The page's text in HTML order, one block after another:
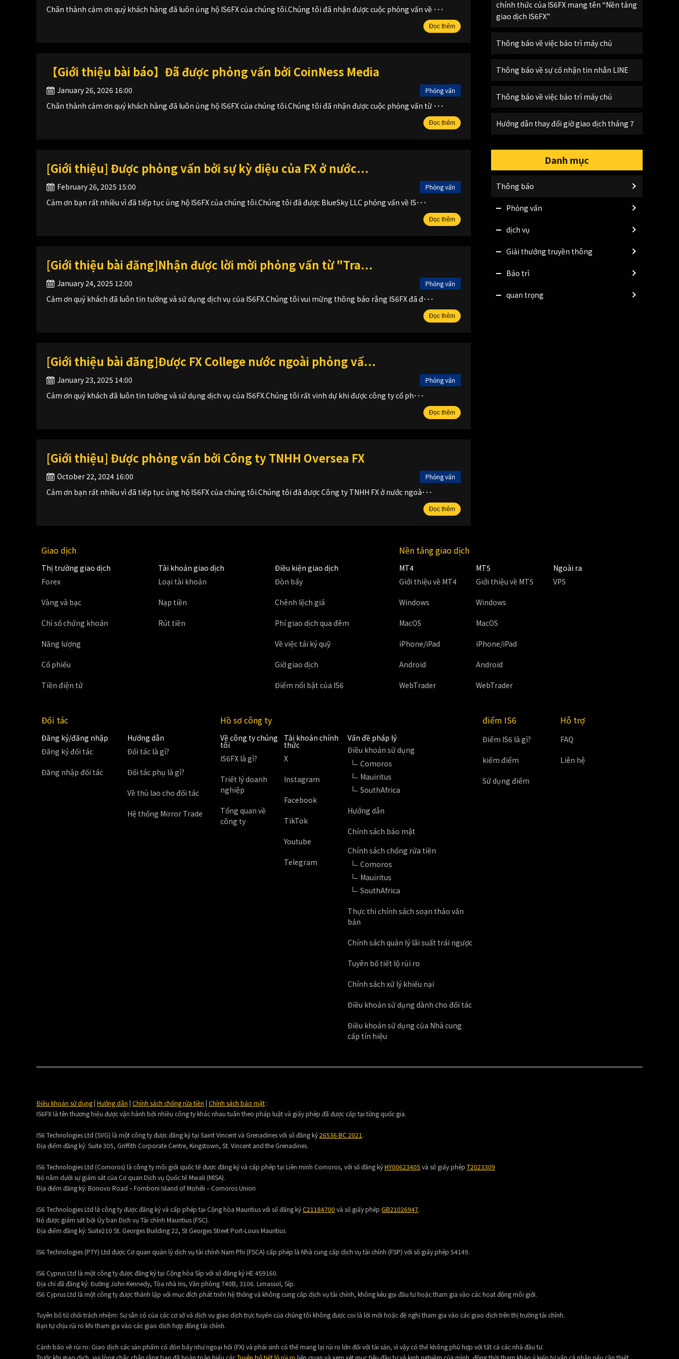
Chân thành cảm ơn quý khách hàng đã luôn ủng hộ IS6FX của chúng tôi.Chúng tôi đã nhận được cuộc phỏng vấn về ･･･
Đọc thêm
【Giới thiệu bài báo】Đã được phỏng vấn bởi CoinNess Media
January 26, 2026 16:00
Chân thành cảm ơn quý khách hàng đã luôn ủng hộ IS6FX của chúng tôi.Chúng tôi đã nhận được cuộc phỏng vấn từ ･･･
Đọc thêm
Phỏng vấn
[Giới thiệu] Được phỏng vấn bởi sự kỳ diệu của FX ở nước...
February 26, 2025 15:00
Cảm ơn bạn rất nhiều vì đã tiếp tục ủng hộ IS6FX của chúng tôi.Chúng tôi đã được BlueSky LLC phỏng vấn về IS･･･
Đọc thêm
Phỏng vấn
[Giới thiệu bài đăng]Nhận được lời mời phỏng vấn từ "Tra...
January 24, 2025 12:00
Cảm ơn quý khách đã luôn tin tưởng và sử dụng dịch vụ của IS6FX.Chúng tôi vui mừng thông báo rằng IS6FX đã đ･･･
Đọc thêm
Phỏng vấn
[Giới thiệu bài đăng]Được FX College nước ngoài phỏng vấ...
January 23, 2025 14:00
Cảm ơn quý khách đã luôn tin tưởng và sử dụng dịch vụ của IS6FX.Chúng tôi rất vinh dự khi được công ty cổ ph･･･
Đọc thêm
Phỏng vấn
[Giới thiệu] Được phỏng vấn bởi Công ty TNHH Oversea FX
October 22, 2024 16:00
Cảm ơn bạn rất nhiều vì đã tiếp tục ủng hộ IS6FX của chúng tôi.Chúng tôi đã được Công ty TNHH FX ở nước ngoà･･･
Đọc thêm
Phỏng vấn
chính thức của IS6FX mang tên “Nền tảng
giao dịch IS6FX”
Thông báo về việc bảo trì máy chủ
Thông báo về sự cố nhận tin nhắn LINE
Thông báo về việc bảo trì máy chủ
Hướng dẫn thay đổi giờ giao dịch tháng 7
Danh mục
Thông báo
Phỏng vấn
dịch vụ
Giải thưởng truyền thông
Bảo trì
quan trọng
Giao dịch
Thị trường giao dịch
Forex
Vàng và bạc
Chỉ số chứng khoán
Năng lượng
Cổ phiếu
Tiền điện tử
Tài khoản giao dịch
Loại tài khoản
Nạp tiền
Rút tiền
Điều kiện giao dịch
Đòn bẩy
Chênh lệch giá
Phí giao dịch qua đêm
Về việc tái ký quỹ
Giờ giao dịch
Điểm nổi bật của IS6
Nền tảng giao dịch
MT4
Giới thiệu về MT4
Windows
MacOS
iPhone/iPad
Android
WebTrader
MT5
Giới thiệu về MT5
Windows
MacOS
iPhone/iPad
Android
WebTrader
Ngoài ra
VPS
Đối tác
Đăng ký/đăng nhập
Đăng ký đối tác
Đăng nhập đối tác
Hướng dẫn
Đối tác là gì?
Đối tác phụ là gì?
Về thù lao cho đối tác
Hệ thống Mirror Trade
Hồ sơ công ty
Về công ty chúng
tôi
IS6FX là gì?
Triết lý doanh
nghiệp
Tổng quan về
công ty
Tài khoản chính
thức
X
Instagram
Facebook
TikTok
Youtube
Telegram
Vấn đề pháp lý
Điều khoản sử dụng
Comoros
Mauiritus
SouthAfrica
Hướng dẫn
Chính sách bảo mật
Chính sách chống rửa tiền
Comoros
Mauiritus
SouthAfrica
Thực thi chính sách soạn thảo văn
bản
Chính sách quản lý lãi suất trái ngược
Tuyên bố tiết lộ rủi ro
Chính sách xử lý khiếu nại
Điều khoản sử dụng dành cho đối tác
Điều khoản sử dụng của Nhà cung
cấp tín hiệu
điểm IS6
Điểm IS6 là gì?
kiếm điểm
Sử dụng điểm
Hỗ trợ
FAQ
Liên hệ
Điều khoản sử dụng| Hướng dẫn | Chính sách chống rửa tiền | Chính sách bảo mật :
IS6FX là tên thương hiệu được vận hành bởi nhiều công ty khác nhau tuân theo pháp luật và giấy phép đã được cấp tại từng quốc gia.
IS6 Technologies Ltd (SVG) là một công ty được đăng ký tại Saint Vincent và Grenadines với số đăng ký26536 BC 2021.
Địa điểm đăng ký: Suite 305, Griffith Corporate Centre, Kingstown, St. Vincent and the Grenadines.
IS6 Technologies Ltd (Comoros) là công ty môi giới quốc tế được đăng ký và cấp phép tại Liên minh Comoros, với số đăng kýHY00623405 và số giấy phép T2023309
Nó nằm dưới sự giám sát của Cơ quan Dịch vụ Quốc tế Mwali (MlSA).
Địa điểm đăng ký: Bonovo Road – Fomboni Island of Mohéli – Comoros Union
IS6 Technologies Ltd là công ty được đăng ký và cấp phép tại Cộng hòa Mauritius với số đăng kýC21184700 và số giấy phép GB21026947.
Nó được giám sát bởi Ủy ban Dịch vụ Tài chính Mauritius (FSC).
Địa điểm đăng ký: Suite210 St. Georges Building 22, St Georges Street Port-Louis Mauritius
IS6 Technologies (PTY) Ltd được Cơ quan quản lý dịch vụ tài chính Nam Phi (FSCA) cấp phép là Nhà cung cấp dịch vụ tài chính (FSP) với số giấy phép 54149.
IS6 Cyprus Ltd là một công ty được đăng ký tại Cộng hòa Síp với số đăng ký HE 459160.
Địa chỉ đã đăng ký: Đường John Kennedy, Tòa nhà Iris, Văn phòng 740B, 3106. Limassol, Síp.
IS6 Cyprus Ltd là một công ty được thành lập với mục đích phát triển hệ thống và không cung cấp dịch vụ tài chính, không kêu gọi đầu tư hoặc tham gia vào các hoạt động môi giới.
Tuyên bố từ chối trách nhiệm: Sự sẵn có của các cơ sở và dịch vụ giao dịch trực tuyến của chúng tôi không được coi là lời mời hoặc đề nghị tham gia vào các giao dịch trên thị trường tài chính.
Bạn tự chịu rủi ro khi tham gia vào các giao dịch hợp đồng tài chính.
Cảnh báo về rủi ro: Giao dịch các sản phẩm có đòn bẩy như ngoại hối (FX) và phái sinh có thể mang lại rủi ro lớn đối với tài sản, vì vậy có thể không phù hợp với tất cả các nhà đầu tư.
Trước khi giao dịch, vui lòng chắc chắn rằng bạn đã hoàn toàn hiểu cácTuyên bố tiết lộ rủi ro liên quan và xem xét mục tiêu đầu tư và kinh nghiệm của mình, đồng thời tham khảo ý kiến tư vấn cá nhân nếu cần thiết.